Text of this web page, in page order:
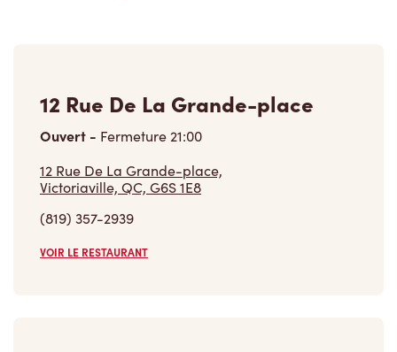
12 Rue De La Grande-place
Ouvert - Fermeture21:00
12 Rue De La Grande-place,
Victoriaville, QC, G6S 1E8
(819) 357-2939
VOIR LE RESTAURANT